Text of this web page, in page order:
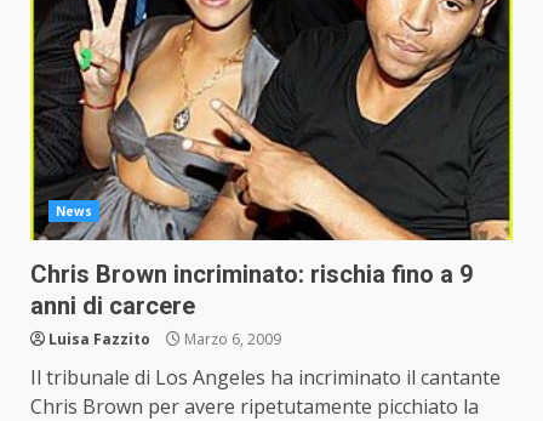
News
Chris Brown incriminato: rischia fino a 9
anni di carcere
Luisa Fazzito Marzo 6, 2009
Il tribunale di Los Angeles ha incriminato il cantante
Chris Brown per avere ripetutamente picchiato la